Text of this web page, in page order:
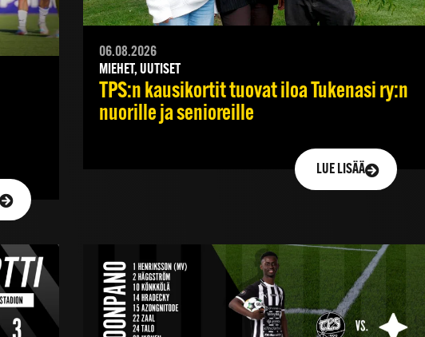
06.08.2026
MIEHET, UUTISET
TPS:n kausikortit tuovat iloa Tukenasi ry:n
nuorille ja senioreille
LUE LISÄÄ